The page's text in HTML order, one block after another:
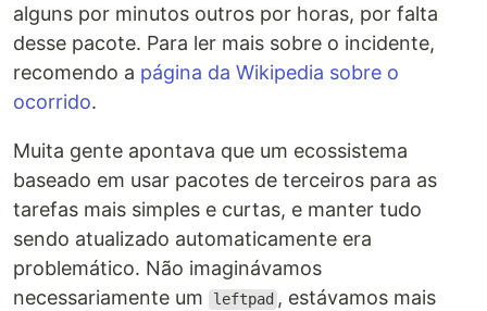
alguns por minutos outros por horas, por falta
desse pacote. Para ler mais sobre o incidente,
recomendo a página da Wikipedia sobre o
ocorrido.
Muita gente apontava que um ecossistema
baseado em usar pacotes de terceiros para as
tarefas mais simples e curtas, e manter tudo
sendo atualizado automaticamente era
problemático. Não imaginávamos
necessariamente um
leftpad , estávamos mais